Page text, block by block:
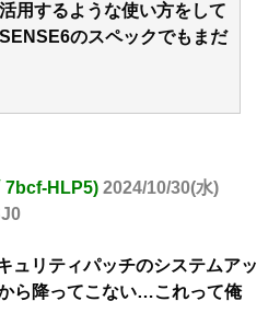
用するような使い方をして
のスペックでもまだ
7bcf-HLP5) 2024/10/30(水)
ュリティパッチのシステムアッ
ら降ってこない…これって俺